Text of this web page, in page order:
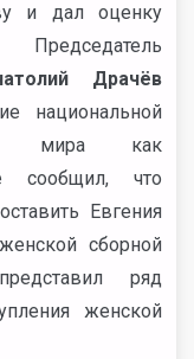
и дал оценку
Драчёв
национальной
мира как
сообщил, что
Евгения
сборной
ряд
женской